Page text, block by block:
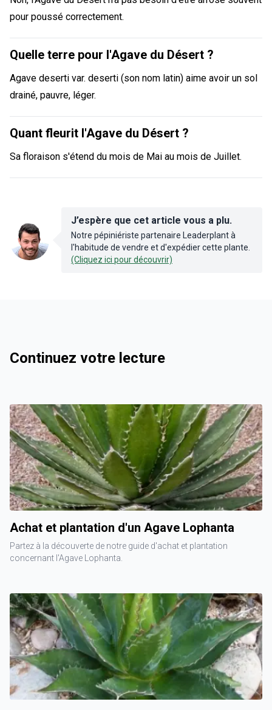
pour poussé correctement.
Quelle terre pour l'Agave du Désert ?
Agave deserti var. deserti (son nom latin) aime avoir un sol
drainé, pauvre, léger.
Quant fleurit l'Agave du Désert ?
Sa floraison s'étend du mois de Mai au mois de Juillet.
J’espère que cet article vous a plu.
Notre pépiniériste partenaire Leaderplant à
l'habitude de vendre et d'expédier cette plante.
(Cliquez ici pour découvrir)
Continuez votre lecture
Achat et plantation d'un Agave Lophanta
Partez à la découverte de notre guide d'achat et plantation
concernant l'Agave Lophanta.